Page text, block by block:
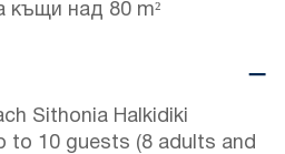
къщи над 80 m²
Sithonia Halkidiki
to 10 guests (8 adults and